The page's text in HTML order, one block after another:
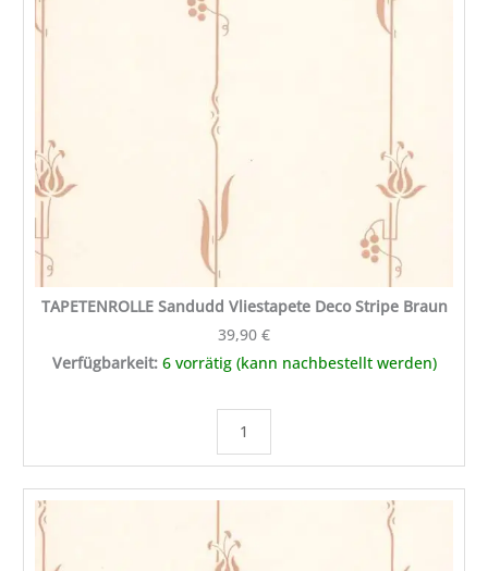
TAPETENROLLE Sandudd Vliestapete Deco Stripe Braun
39,90 €
Verfügbarkeit: 6 vorrätig (kann nachbestellt werden)
Braun
Menge
MUSTERSTÜCK
Sandudd
Vliestapete